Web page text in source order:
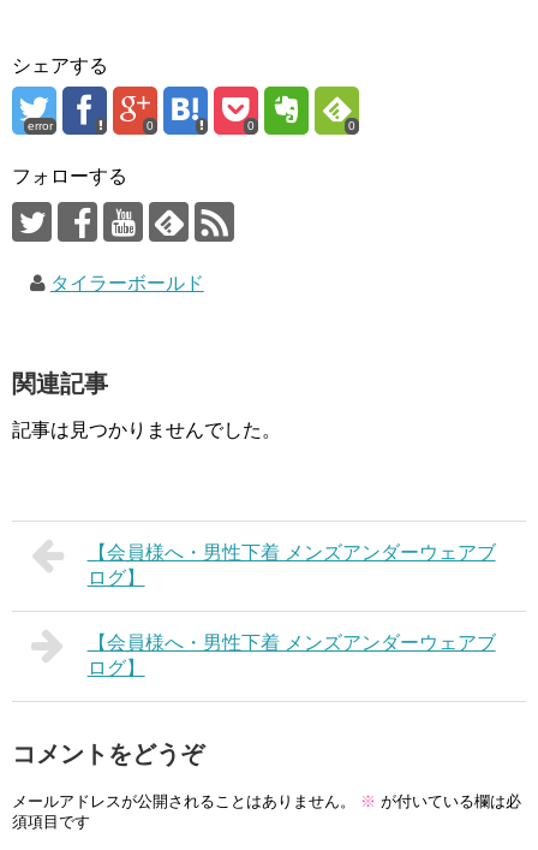
シェアする
error 0 0 0
フォローする
タイラーボールド
関連記事
記事は見つかりませんでした。
【会員様へ・男性下着 メンズアンダーウェアブ
ログ】
【会員様へ・男性下着 メンズアンダーウェアブ
ログ】
コメントをどうぞ
メールアドレスが公開されることはありません。 ※ が付いている欄は必
須項目です